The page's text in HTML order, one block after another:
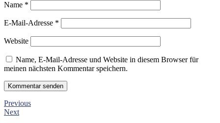
Name *
E-Mail-Adresse *
Website
Name, E-Mail-Adresse und Website in diesem Browser für
meinen nächsten Kommentar speichern.
Previous
Next